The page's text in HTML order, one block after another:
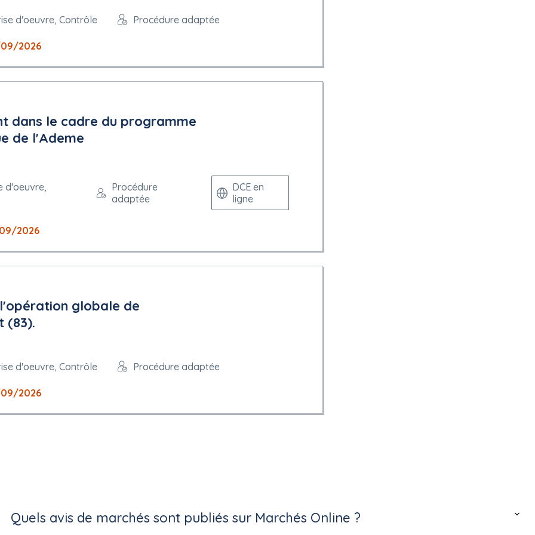
entreprise/consultation/937164?orgAcronyme=d6n
un marché est attribué : Solidaire
de Cergy-Pontoise
consultation
d'oeuvre, Contrôle Procédure adaptée
2026
dans le cadre du programme
de l'Ademe
d'oeuvre,
Procédure
adaptée
DCE en
ligne
2026
globale de
(83).
d'oeuvre, Contrôle Procédure adaptée
2026
Quels avis de marchés sont publiés sur Marchés Online ?